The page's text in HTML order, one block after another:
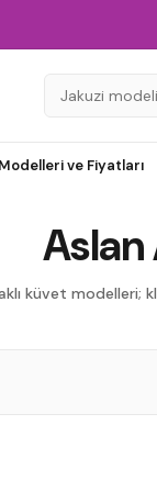
ve Fiyatları
Aslan
küvet modelleri;